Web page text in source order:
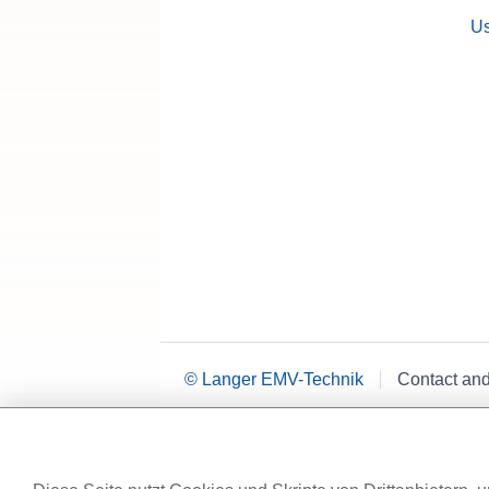
© Langer EMV-Technik Contact